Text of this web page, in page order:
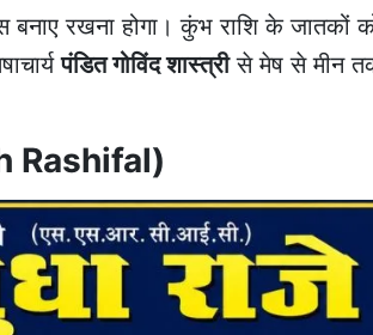
बनाए रखना होगा। कुंभ राशि के
पंडित गोविंद शास्त्रीसे मेष से मीन
Rashifal)